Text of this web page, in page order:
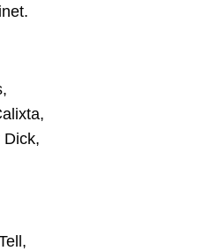
Dick,